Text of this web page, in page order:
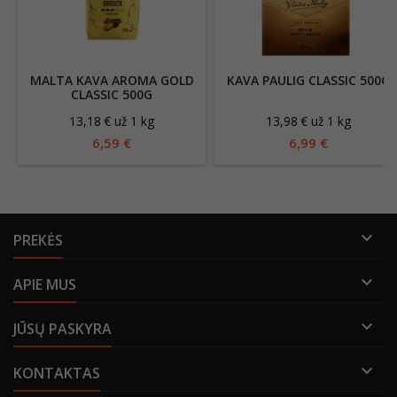
MALTA KAVA AROMA GOLD
CLASSIC 500G
13,18 € už 1 kg
6,59 €
KAVA PAULIG CLASSIC 500G
13,98 € už 1 kg
6,99 €
PREKĖS 
APIE MUS 
JŪSŲ PASKYRA 
KONTAKTAS 